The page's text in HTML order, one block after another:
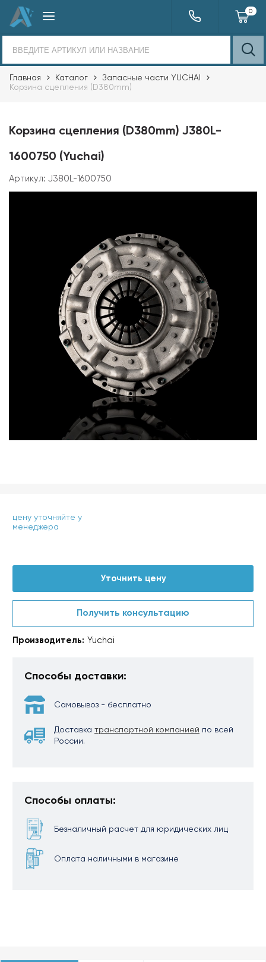
0
Главная Каталог
Запасные части YUCHAI
Корзина сцепления (D380mm)
Корзина сцепления (D380mm) J380L-
1600750 (Yuchai)
Артикул: J380L-1600750
цену уточняйте у
менеджера
Уточнить цену
Получить консультацию
Производитель: Yuchai
Способы доставки:
Самовывоз - бесплатно
Доставка транспортной компанией по всей
России.
Способы оплаты:
Безналичный расчет для юридических лиц
Оплата наличными в магазине